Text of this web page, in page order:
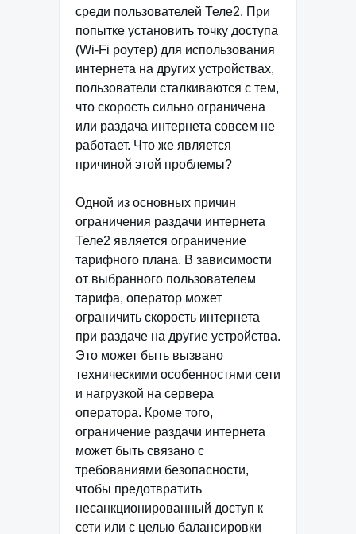
среди пользователей Теле2. При
попытке установить точку доступа
(Wi-Fi роутер) для использования
интернета на других устройствах,
пользователи сталкиваются с тем,
что скорость сильно ограничена
или раздача интернета совсем не
работает. Что же является
причиной этой проблемы?
Одной из основных причин
ограничения раздачи интернета
Теле2 является ограничение
тарифного плана. В зависимости
от выбранного пользователем
тарифа, оператор может
ограничить скорость интернета
при раздаче на другие устройства.
Это может быть вызвано
техническими особенностями сети
и нагрузкой на сервера
оператора. Кроме того,
ограничение раздачи интернета
может быть связано с
требованиями безопасности,
чтобы предотвратить
несанкционированный доступ к
сети или с целью балансировки